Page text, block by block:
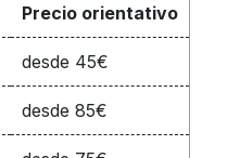
Precio orientativo
desde 45€
desde 85€